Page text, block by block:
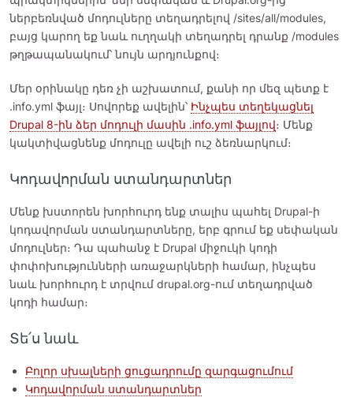
ներբեռնված մոդուլները տեղադրելով /sites/all/modules,
բայց կարող եք նաև ուղղակի տեղադրել դրանք /modules
թղթապանակում՝ նույն արդյունքով։
Մեր օրինակը դեռ չի աշխատում, քանի որ մեզ պետք է
.info.yml ֆայլ։ Սովորեք ավելին՝ Ինչպես տեղեկացնել
Drupal 8-ին ձեր մոդուլի մասին .info.yml ֆայլով։ Մենք
կակտիվացնենք մոդուլը ավելի ուշ ձեռնարկում։
Կոդավորման ստանդարտներ
Մենք խստորեն խորհուրդ ենք տալիս պահել Drupal-ի
կոդավորման ստանդարտները, երբ գրում եք սեփական
մոդուլներ։ Դա պահանջ է Drupal միջուկի կոդի
փոփոխությունների առաջարկների համար, ինչպես
նաև խորհուրդ է տրվում drupal.org-ում տեղադրված
կոդի համար։
Տե՛ս նաև
Բոլոր սխալների ցուցադրումը զարգացումում
Կոդավորման ստանդարտներ